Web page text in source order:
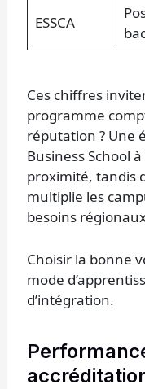
ESSCA
Ces chiffres
programme
réputation ? Une
Business School
proximité, tandis
multiplie les
besoins
Choisir la bonne
mode
d’intégration.